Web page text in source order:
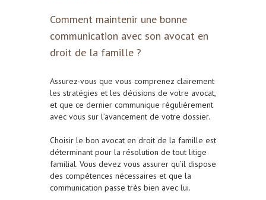
Comment maintenir une bonne
communication avec son avocat en
droit de la famille ?
Assurez-vous que vous comprenez clairement
les stratégies et les décisions de votre avocat,
et que ce dernier communique régulièrement
avec vous sur l’avancement de votre dossier.
Choisir le bon avocat en droit de la famille est
déterminant pour la résolution de tout litige
familial. Vous devez vous assurer qu’il dispose
des compétences nécessaires et que la
communication passe très bien avec lui.